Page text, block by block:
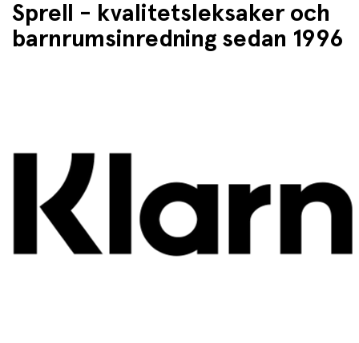
Sprell - kvalitetsleksaker och
barnrumsinredning sedan 1996